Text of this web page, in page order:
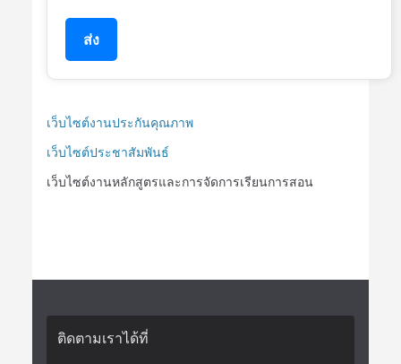
ส่ง
เว็บไซต์งานประกันคุณภาพ
เว็บไซต์ประชาสัมพันธ์
เว็บไซต์งานหลักสูตรและการจัดการเรียนการสอน
ติดตามเราได้ที่